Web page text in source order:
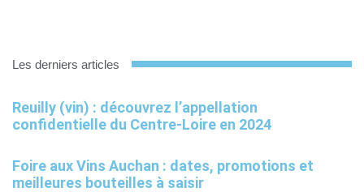
Les derniers articles
Reuilly (vin) : découvrez l’appellation
confidentielle du Centre-Loire en 2024
Foire aux Vins Auchan : dates, promotions et
meilleures bouteilles à saisir